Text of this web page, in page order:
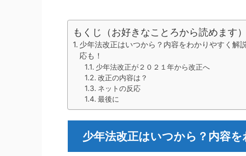
もくじ（お好きなことろから読めます）
少年法改正はいつから？内容をわかりやすく解
応も！
少年法改正が２０２１年から改正へ
改正の内容は？
ネットの反応
最後に
少年法改正はいつから？内容